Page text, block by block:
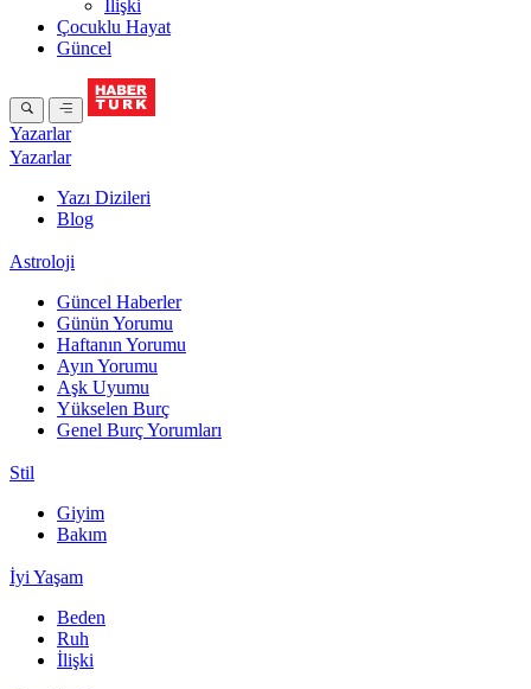
İlişki
Çocuklu Hayat
Güncel
Yazarlar
Yazarlar
Yazı Dizileri
Blog
Astroloji
Güncel Haberler
Günün Yorumu
Haftanın Yorumu
Ayın Yorumu
Aşk Uyumu
Yükselen Burç
Genel Burç Yorumları
Stil
Giyim
Bakım
İyi Yaşam
Beden
Ruh
İlişki